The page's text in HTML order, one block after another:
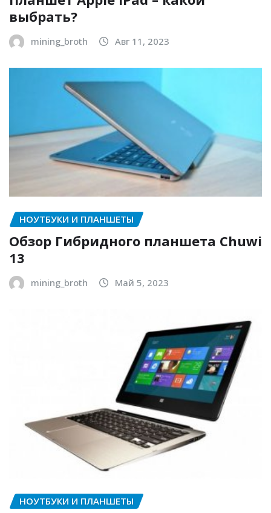
выбрать?
mining_broth Авг 11, 2023
НОУТБУКИ И ПЛАНШЕТЫ
Обзор Гибридного планшета Chuwi
13
mining_broth Май 5, 2023
НОУТБУКИ И ПЛАНШЕТЫ